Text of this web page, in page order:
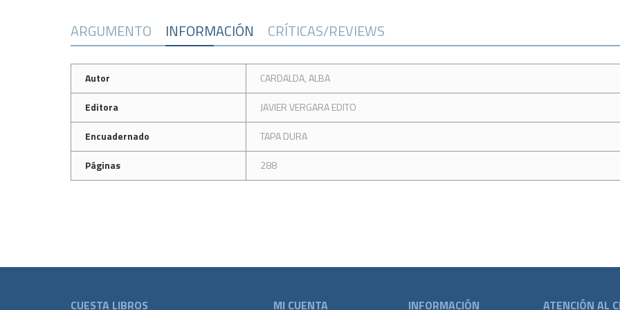
ARGUMENTO INFORMACIÓN CRÍTICAS/REVIEWS
Autor
CARDALDA, ALBA
Editora
JAVIER VERGARA EDITO
Encuadernado
TAPA DURA
Páginas
288
CUESTA LIBROS MI CUENTA INFORMACIÓN ATENCIÓN AL